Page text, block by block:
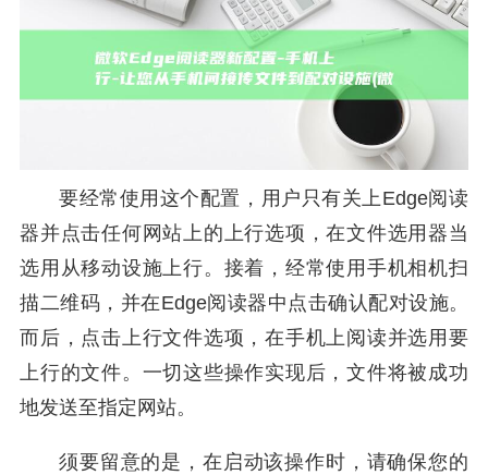
要经常使用这个配置，用户只有关上Edge阅读
器并点击任何网站上的上行选项，在文件选用器当
选用从移动设施上行。接着，经常使用手机相机扫
描二维码，并在Edge阅读器中点击确认配对设施。
而后，点击上行文件选项，在手机上阅读并选用要
上行的文件。一切这些操作实现后，文件将被成功
地发送至指定网站。
须要留意的是，在启动该操作时，请确保您的